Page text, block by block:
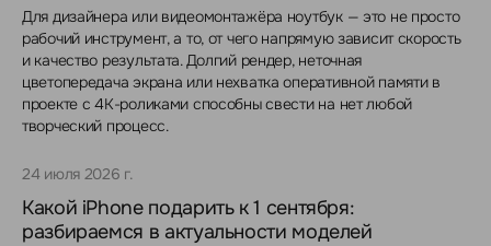
Для дизайнера или видеомонтажёра ноутбук — это не просто
рабочий инструмент, а то, от чего напрямую зависит скорость
и качество результата. Долгий рендер, неточная
цветопередача экрана или нехватка оперативной памяти в
проекте с 4K-роликами способны свести на нет любой
творческий процесс.
24 июля 2026 г.
Какой iPhone подарить к 1 сентября:
разбираемся в актуальности моделей